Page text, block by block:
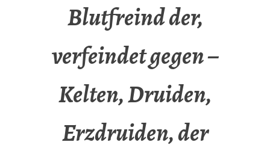
Blutfreind der,
verfeindet gegen –
Kelten, Druiden,
Erzdruiden, der